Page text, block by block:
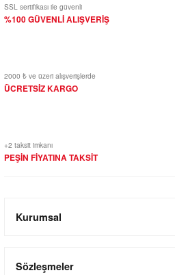
SSL sertifikası ile güvenli
%100 GÜVENLİ ALIŞVERİŞ
2000 ₺ ve üzeri alışverişlerde
ÜCRETSİZ KARGO
+2 taksit imkanı
PEŞİN FİYATINA TAKSİT
Kurumsal
Sözleşmeler